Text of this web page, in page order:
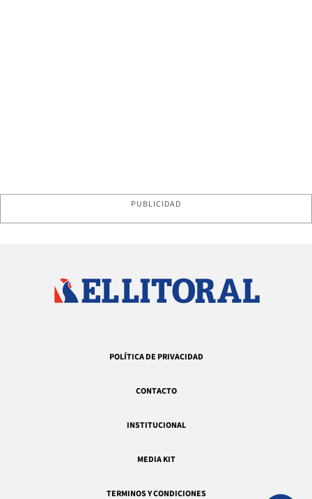
PUBLICIDAD
POLÍTICA DE PRIVACIDAD
CONTACTO
INSTITUCIONAL
MEDIA KIT
TERMINOS Y CONDICIONES